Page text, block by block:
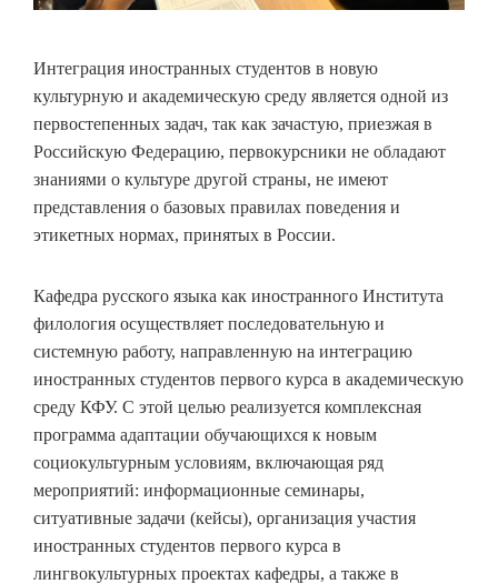
Интеграция иностранных студентов в новую
культурную и академическую среду является одной из
первостепенных задач, так как зачастую, приезжая в
Российскую Федерацию, первокурсники не обладают
знаниями о культуре другой страны, не имеют
представления о базовых правилах поведения и
этикетных нормах, принятых в России.
Кафедра русского языка как иностранного Института
филология осуществляет последовательную и
системную работу, направленную на интеграцию
иностранных студентов первого курса в академическую
среду КФУ. С этой целью реализуется комплексная
программа адаптации обучающихся к новым
социокультурным условиям, включающая ряд
мероприятий: информационные семинары,
ситуативные задачи (кейсы), организация участия
иностранных студентов первого курса в
лингвокультурных проектах кафедры, а также в